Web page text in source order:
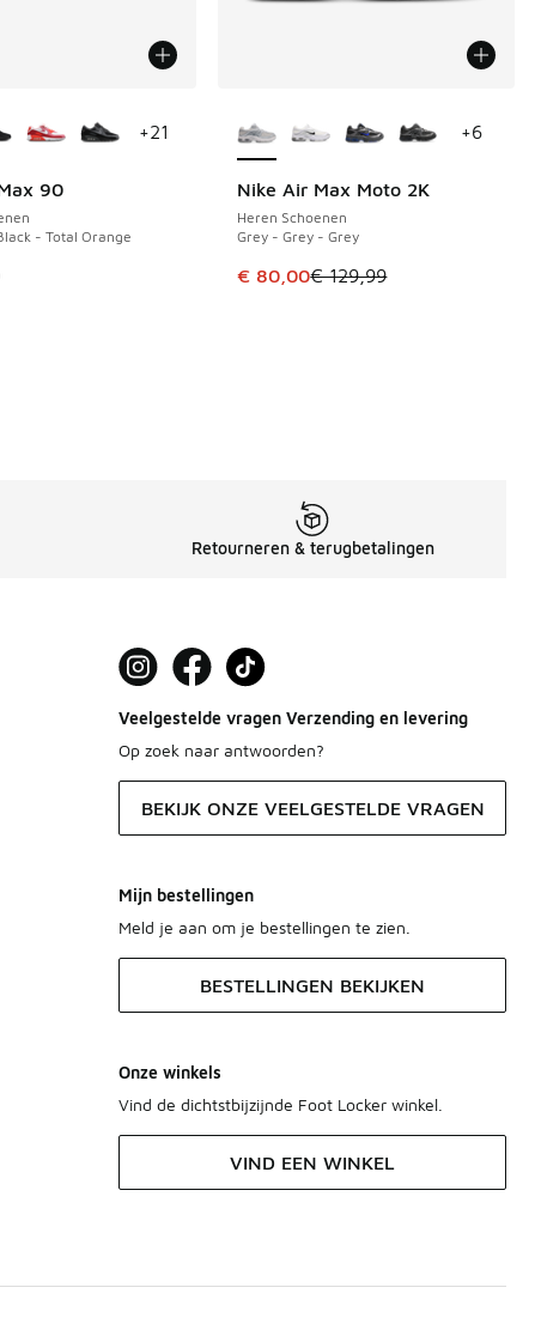
90
- Total Orange
+21
Nike Air Max Moto 2K
Heren Schoenen
Grey - Grey - Grey
Dit artikel is in de uitverkoop. Dit
€ 80,00€ 129,99
BESPAAR € 49
+6
Retourneren & terugbetalingen
Veelgestelde vragen Verzending en levering
Op zoek naar antwoorden?
BEKIJK ONZE VEELGESTELDE VRAGEN
Mijn bestellingen
Meld je aan om je bestellingen te zien.
BESTELLINGEN BEKIJKEN
Onze winkels
Vind de dichtstbijzijnde Foot Locker winkel.
VIND EEN WINKEL